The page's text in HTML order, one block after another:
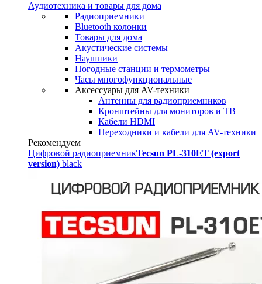
Аудиотехника и товары для дома
Радиоприемники
Bluetooth колонки
Товары для дома
Акустические системы
Наушники
Погодные станции и термометры
Часы многофункциональные
Аксессуары для AV-техники
Антенны для радиоприемников
Кронштейны для мониторов и ТВ
Кабели HDMI
Переходники и кабели для AV-техники
Рекомендуем
Цифровой радиоприемникTecsun PL-310ET (export
version) black